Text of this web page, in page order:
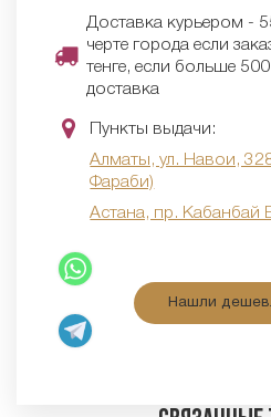
Доставка курьером -
черте города если
тенге, если больше
доставка
Пункты выдачи:
Алматы, ул. Навои,
Фараби)
Астана, пр. Кабанбай
Нашли